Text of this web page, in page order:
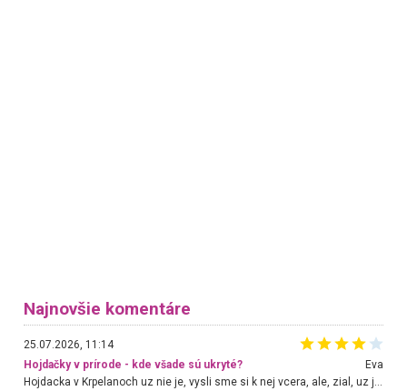
Najnovšie komentáre
25.07.2026, 11:14
Hojdačky v prírode - kde všade sú ukryté?
Eva
Hojdacka v Krpelanoch uz nie je, vysli sme si k nej vcera, ale, zial, uz je znicena. Ak sem planujete cestu len kvoli hojdacke, mozete si ju usetrit. Krasny vyhlad je tu vsak aj bez hojdacky :-)